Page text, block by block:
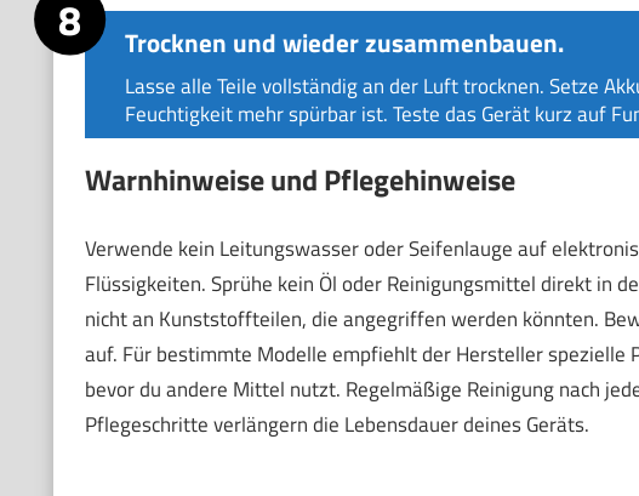
Trocknen und wieder zusammenbauen.
Lasse alle Teile vollständig an der Luft trocknen. Setze
Feuchtigkeit mehr spürbar ist. Teste das Gerät kurz auf
Warnhinweise und Pflegehinweise
Verwende kein Leitungswasser oder Seifenlauge auf
Flüssigkeiten. Sprühe kein Öl oder Reinigungsmittel direkt in
nicht an Kunststoffteilen, die angegriffen werden könnten.
auf. Für bestimmte Modelle empfiehlt der Hersteller spezielle
bevor du andere Mittel nutzt. Regelmäßige Reinigung nach
Pflegeschritte verlängern die Lebensdauer deines Geräts.